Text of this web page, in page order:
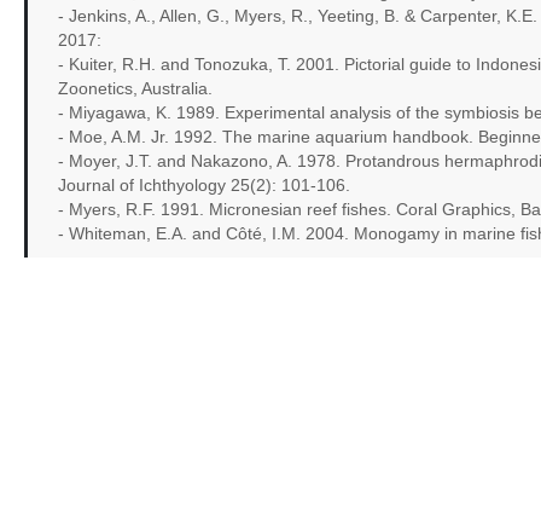
- Jenkins, A., Allen, G., Myers, R., Yeeting, B. & Carpenter,
2017:
- Kuiter, R.H. and Tonozuka, T. 2001. Pictorial guide to
Zoonetics, Australia.
- Miyagawa, K. 1989. Experimental analysis of the symbiosis
- Moe, A.M. Jr. 1992. The marine aquarium handbook.
- Moyer, J.T. and Nakazono, A. 1978. Protandrous
Journal of Ichthyology 25(2): 101-106.
- Myers, R.F. 1991. Micronesian reef fishes. Coral Graphics,
- Whiteman, E.A. and Côté, I.M. 2004. Monogamy in marine